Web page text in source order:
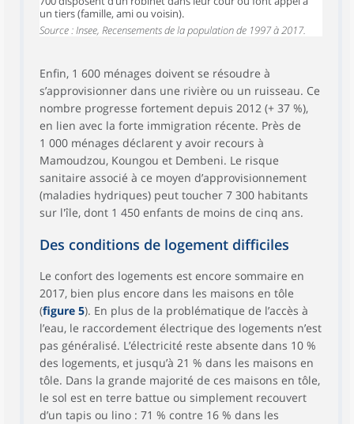
un tiers (famille, ami ou voisin).
Source : Insee, Recensements de la population de 1997 à 2017.
Enfin, 1 600 ménages doivent se résoudre à
s’approvisionner dans une rivière ou un ruisseau. Ce
nombre progresse fortement depuis 2012 (+ 37 %),
en lien avec la forte immigration récente. Près de
1 000 ménages déclarent y avoir recours à
Mamoudzou, Koungou et Dembeni. Le risque
sanitaire associé à ce moyen d’approvisionnement
(maladies hydriques) peut toucher 7 300 habitants
sur l'île, dont 1 450 enfants de moins de cinq ans.
Des conditions de logement difficiles
Le confort des logements est encore sommaire en
2017, bien plus encore dans les maisons en tôle
(figure 5). En plus de la problématique de l’accès à
l’eau, le raccordement électrique des logements n’est
pas généralisé. L’électricité reste absente dans 10 %
des logements, et jusqu’à 21 % dans les maisons en
tôle. Dans la grande majorité de ces maisons en tôle,
le sol est en terre battue ou simplement recouvert
d’un tapis ou lino : 71 % contre 16 % dans les